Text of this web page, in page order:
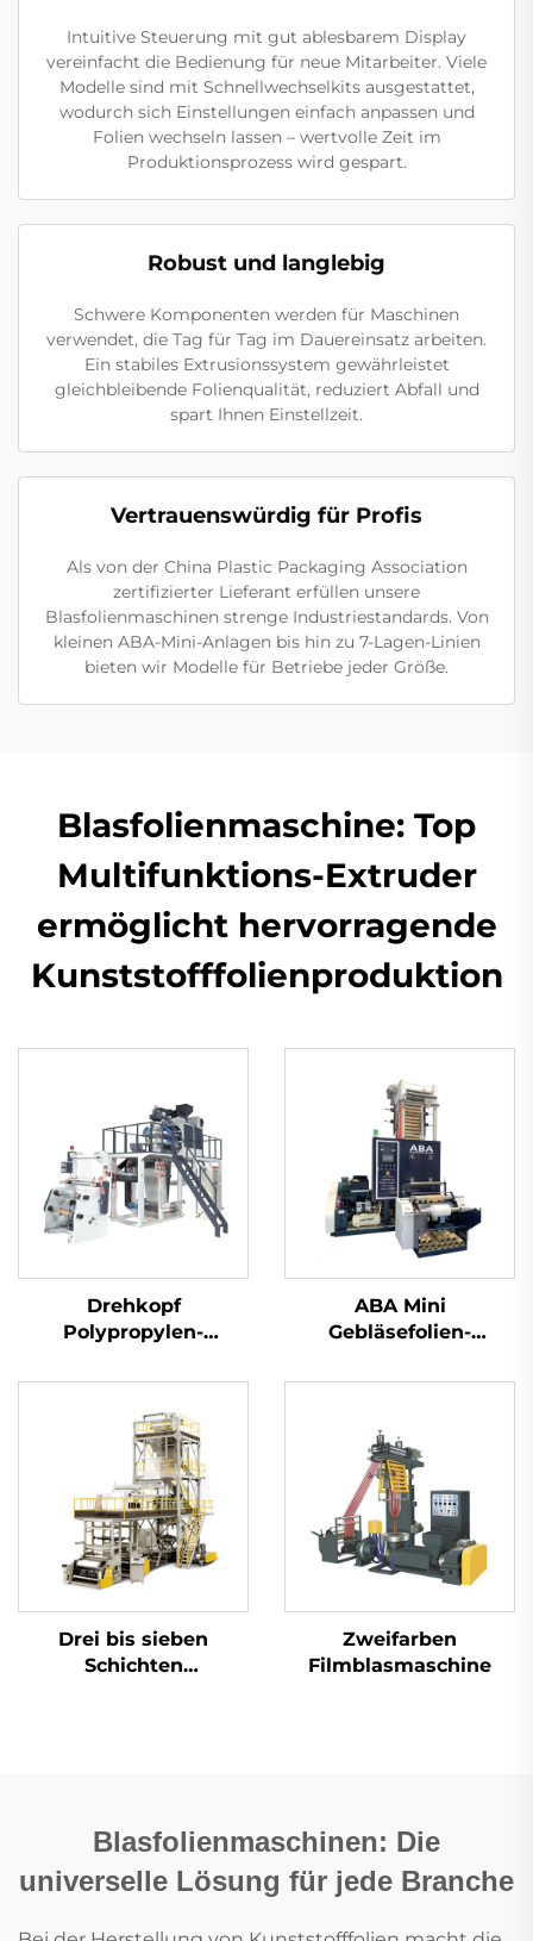
Intuitive Steuerung mit gut ablesbarem Display
vereinfacht die Bedienung für neue Mitarbeiter. Viele
Modelle sind mit Schnellwechselkits ausgestattet,
wodurch sich Einstellungen einfach anpassen und
Folien wechseln lassen – wertvolle Zeit im
Produktionsprozess wird gespart.
Robust und langlebig
Schwere Komponenten werden für Maschinen
verwendet, die Tag für Tag im Dauereinsatz arbeiten.
Ein stabiles Extrusionssystem gewährleistet
gleichbleibende Folienqualität, reduziert Abfall und
spart Ihnen Einstellzeit.
Vertrauenswürdig für Profis
Als von der China Plastic Packaging Association
zertifizierter Lieferant erfüllen unsere
Blasfolienmaschinen strenge Industriestandards. Von
kleinen ABA-Mini-Anlagen bis hin zu 7-Lagen-Linien
bieten wir Modelle für Betriebe jeder Größe.
Blasfolienmaschine: Top
Multifunktions-Extruder
ermöglicht hervorragende
Kunststofffolienproduktion
Drehkopf
Polypropylen-
Satz
ABA Mini
Gebläsefolien-
Drei bis sieben
Schichten
Zweifarben
Filmblasmaschine
Blasfolienmaschinen: Die
universelle Lösung für jede Branche